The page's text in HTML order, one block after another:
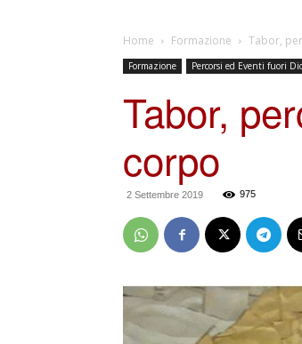
Home Formazione Tabor,
Formazione Percorsi ed Eventi fuori
Tabor,
corpo
2 Settembre 2019 975